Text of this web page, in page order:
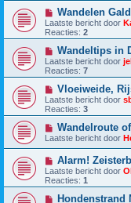
Wandelen
Laatste bericht door
Reacties: 2
Wandeltips in
Laatste bericht door
Reacties: 7
Vloeiweide,
Laatste bericht door
Reacties: 3
Wandelroute
Laatste bericht door
Alarm!
Laatste bericht door
Reacties: 1
Hondenstrand